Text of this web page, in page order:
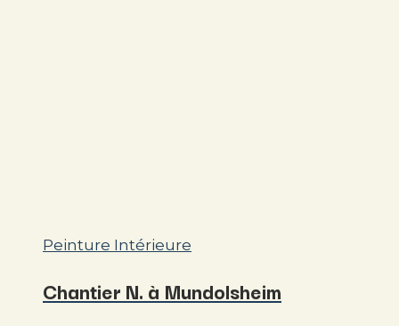
Peinture Intérieure
Chantier N. à Mundolsheim